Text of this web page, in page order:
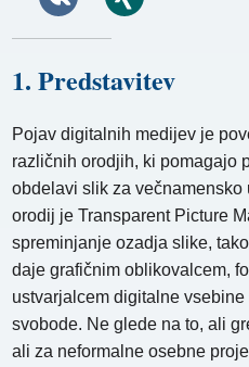
1. Predstavitev
Pojav digitalnih medijev je
različnih orodjih, ki pomagajo
obdelavi slik za
orodij je Transparent Picture
spreminjanje ozadja slike,
daje grafičnim oblikovalcem,
ustvarjalcem digitalne
svobode. Ne glede na to, ali
ali za neformalne osebne